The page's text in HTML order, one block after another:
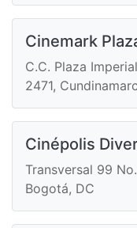
Cinemark
C.C. Plaza
2471,
Cinépolis
Transversal 99
Bogotá, DC